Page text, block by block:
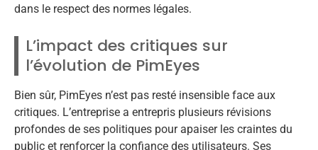
dans le respect des normes légales.
L’impact des critiques sur
l’évolution de PimEyes
Bien sûr, PimEyes n’est pas resté insensible face aux
critiques. L’entreprise a entrepris plusieurs révisions
profondes de ses politiques pour apaiser les craintes du
public et renforcer la confiance des utilisateurs. Ses